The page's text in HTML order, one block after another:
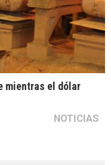
mientras el dólar
NOTICIAS